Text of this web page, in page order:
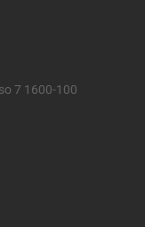
7 1600-100